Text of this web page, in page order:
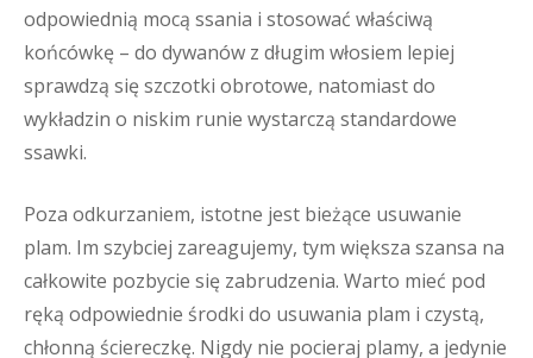
odpowiednią mocą ssania i stosować właściwą
końcówkę – do dywanów z długim włosiem lepiej
sprawdzą się szczotki obrotowe, natomiast do
wykładzin o niskim runie wystarczą standardowe
ssawki.
Poza odkurzaniem, istotne jest bieżące usuwanie
plam. Im szybciej zareagujemy, tym większa szansa na
całkowite pozbycie się zabrudzenia. Warto mieć pod
ręką odpowiednie środki do usuwania plam i czystą,
chłonną ściereczkę. Nigdy nie pocieraj plamy, a jedynie